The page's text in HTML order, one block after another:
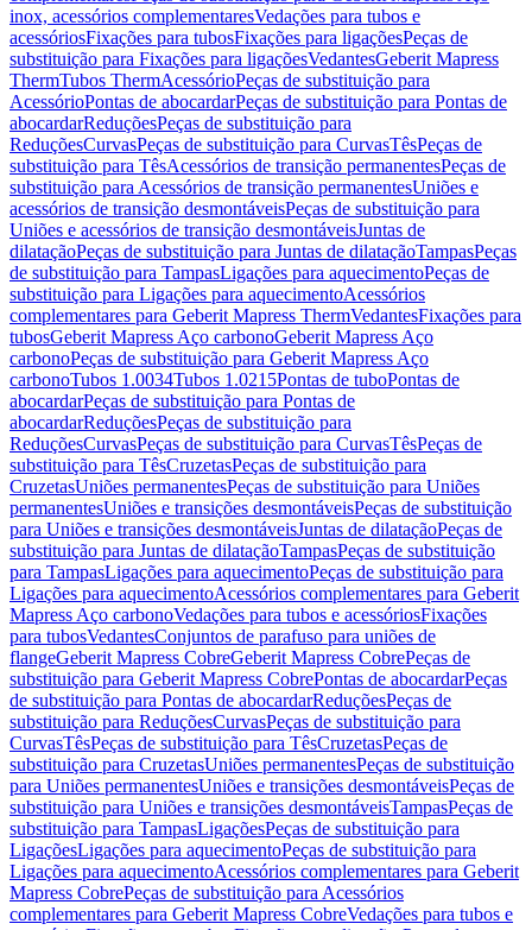
inox, acessórios complementaresVedações para tubos e
acessóriosFixações para tubosFixações para ligaçõesPeças de
substituição para Fixações para ligaçõesVedantesGeberit Mapress
ThermTubos ThermAcessórioPeças de substituição para
AcessórioPontas de abocardarPeças de substituição para Pontas de
abocardarReduçõesPeças de substituição para
ReduçõesCurvasPeças de substituição para CurvasTêsPeças de
substituição para TêsAcessórios de transição permanentesPeças de
substituição para Acessórios de transição permanentesUniões e
acessórios de transição desmontáveisPeças de substituição para
Uniões e acessórios de transição desmontáveisJuntas de
dilataçãoPeças de substituição para Juntas de dilataçãoTampasPeças
de substituição para TampasLigações para aquecimentoPeças de
substituição para Ligações para aquecimentoAcessórios
complementares para Geberit Mapress ThermVedantesFixações para
tubosGeberit Mapress Aço carbonoGeberit Mapress Aço
carbonoPeças de substituição para Geberit Mapress Aço
carbonoTubos 1.0034Tubos 1.0215Pontas de tuboPontas de
abocardarPeças de substituição para Pontas de
abocardarReduçõesPeças de substituição para
ReduçõesCurvasPeças de substituição para CurvasTêsPeças de
substituição para TêsCruzetasPeças de substituição para
CruzetasUniões permanentesPeças de substituição para Uniões
permanentesUniões e transições desmontáveisPeças de substituição
para Uniões e transições desmontáveisJuntas de dilataçãoPeças de
substituição para Juntas de dilataçãoTampasPeças de substituição
para TampasLigações para aquecimentoPeças de substituição para
Ligações para aquecimentoAcessórios complementares para Geberit
Mapress Aço carbonoVedações para tubos e acessóriosFixações
para tubosVedantesConjuntos de parafuso para uniões de
flangeGeberit Mapress CobreGeberit Mapress CobrePeças de
substituição para Geberit Mapress CobrePontas de abocardarPeças
de substituição para Pontas de abocardarReduçõesPeças de
substituição para ReduçõesCurvasPeças de substituição para
CurvasTêsPeças de substituição para TêsCruzetasPeças de
substituição para CruzetasUniões permanentesPeças de substituição
para Uniões permanentesUniões e transições desmontáveisPeças de
substituição para Uniões e transições desmontáveisTampasPeças de
substituição para TampasLigaçõesPeças de substituição para
LigaçõesLigações para aquecimentoPeças de substituição para
Ligações para aquecimentoAcessórios complementares para Geberit
Mapress CobrePeças de substituição para Acessórios
complementares para Geberit Mapress CobreVedações para tubos e